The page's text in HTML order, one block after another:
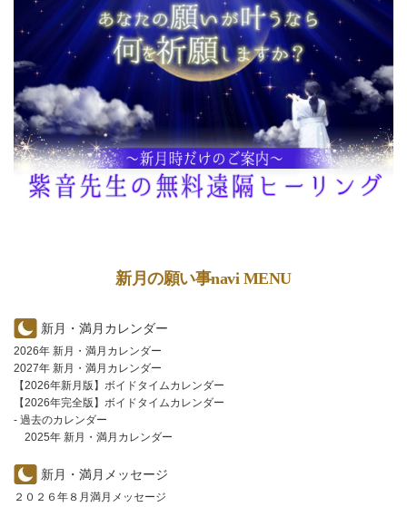
新月の願い事navi MENU
新月・満月カレンダー
2026年 新月・満月カレンダー
2027年 新月・満月カレンダー
【2026年新月版】ボイドタイムカレンダー
【2026年完全版】ボイドタイムカレンダー
- 過去のカレンダー
2025年 新月・満月カレンダー
新月・満月メッセージ
２０２６年８月満月メッセージ